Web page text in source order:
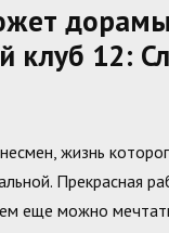
дорамы
клуб 12:
жизнь
Прекрасная
еще можно